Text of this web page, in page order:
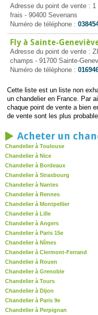
Adresse du point de vente :
frais - 90400 Sevenans
Numéro de téléphone :
Fly à Sainte-
Adresse du point de vente :
champs - 91700 Sainte-
Numéro de téléphone :
Cette liste est un liste non
un chandelier en France. Par
chaque point de vente a bien
de vente sont les plus
Acheter un
Chandelier à Toulouse
Chandelier à Nice
Chandelier à Bordeaux
Chandelier à Strasbourg
Chandelier à Nantes
Chandelier à Rennes
Chandelier à Montpellier
Chandelier à Lille
Chandelier à Angers
Chandelier à Paris 15e
Chandelier à Nîmes
Chandelier à Clermont-Ferrand
Chandelier à Rouen
Chandelier à Grenoble
Chandelier à Tours
Chandelier à Dijon
Chandelier à Paris 9e
Chandelier à Perpignan